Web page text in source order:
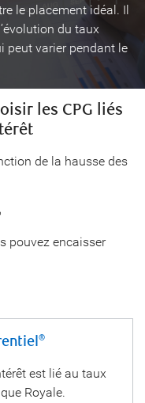
le placement idéal. Il
du taux
peut varier pendant le
les CPG liés
de la hausse des
pouvez encaisser
®
est lié au taux
Royale.